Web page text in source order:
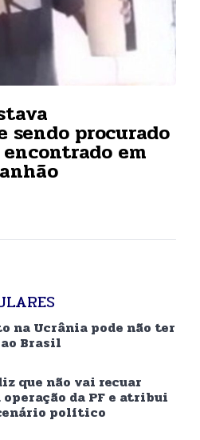
sendo procurado
em
na Ucrânia pode não ter
Brasil
que não vai recuar
operação da PF e atribui
político